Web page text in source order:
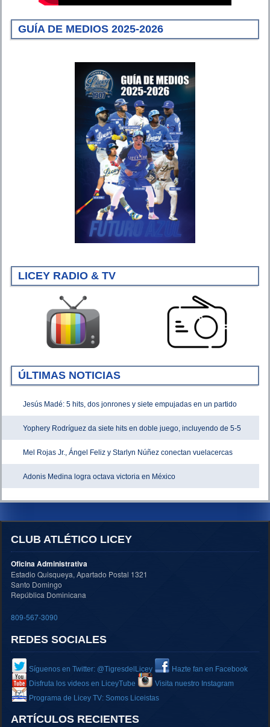
GUÍA DE MEDIOS 2025-2026
LICEY RADIO & TV
ÚLTIMAS NOTICIAS
Jesús Madé: 5 hits, dos jonrones y siete empujadas en un partido
Yophery Rodríguez da siete hits en doble juego, incluyendo de 5-5
Mel Rojas Jr., Ángel Feliz y Starlyn Núñez conectan vuelacercas
Adonis Medina logra octava victoria en México
CLUB ATLÉTICO LICEY
Oficina Administrativa
Estadio Quisqueya, Apartado Postal 1321
Santo Domingo
República Dominicana
809-567-3090
REDES SOCIALES
Síguenos en Twitter: @TigresdelLicey
Hazte fan en Facebook
Disfruta los videos en LiceyTube
Visita nuestro Instagram
Programa de Licey TV: Somos Liceistas
ARTÍCULOS RECIENTES